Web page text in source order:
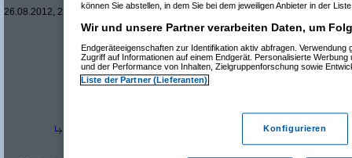
26.08.2012, 21:35:50)
Re(5): Parkpickerl in 1140 Wien(j.am 26.08.2012, 19:30:44)
am 26.08.2012,
Re(7): Parkpickerl in 1140 Wien(j.am 26.08.2012,
Re(8): Parkpickerl in 1140 Wien(Ken Tuckyam
Re(9): Parkpickerl in 1140 Wien(j.am 26.08.2012,
Re(10): Parkpickerl in 1140 Wien
Re(12): Parkpickerl in 1140 Wien
(
am 25.08.2012,
nerve
am 25.08.2012,
können Sie abstellen, in dem Sie bei dem jeweiligen Anbieter in der
Wir und unsere Partner verarbeiten Daten, um
Endgeräteeigenschaften zur Identifikation aktiv abfragen.
Zugriff auf Informationen auf einem Endgerät. Personalisierte
und der Performance von Inhalten, Zielgruppenforschung sowie
Liste der Partner (Lieferanten)
Konfigurieren